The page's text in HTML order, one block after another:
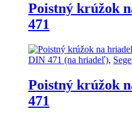
Poistný krúžok
471
DIN 471 (na hriadeľ),
Poistný krúžok
471